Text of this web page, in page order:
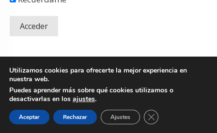
Copyright© 2026 Fresh Mentoring SLU.
Todos los derechos reservados
Política de Privacidad
Utilizamos cookies para ofrecerte la mejor experiencia en
nuestra web.
Puedes aprender más sobre qué cookies utilizamos o
desactivarlas en los ajustes.
Aceptar Rechazar Ajustes Cerrar el banner de